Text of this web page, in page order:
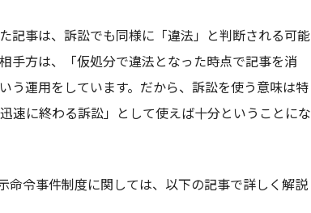
記事は、訴訟でも同様に「違法」と判断される可能
手方は、「仮処分で違法となった時点で記事を消
う運用をしています。だから、訴訟を使う意味は特
速に終わる訴訟」として使えば十分ということにな
命令事件制度に関しては、以下の記事で詳しく解説